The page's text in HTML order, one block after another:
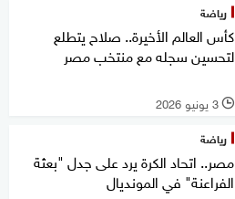
رياضة
كأس العالم الأخيرة.. صلاح يتطلع
لتحسين سجله مع منتخب مصر
l 3 يونيو 2026
رياضة
مصر.. اتحاد الكرة يرد على جدل "بعثة
الفراعنة" في المونديال